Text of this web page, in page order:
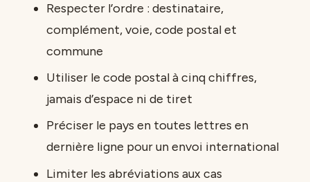
Respecter l’ordre : destinataire,
complément, voie, code postal et
commune
Utiliser le code postal à cinq chiffres,
jamais d’espace ni de tiret
Préciser le pays en toutes lettres en
dernière ligne pour un envoi international
Limiter les abréviations aux cas